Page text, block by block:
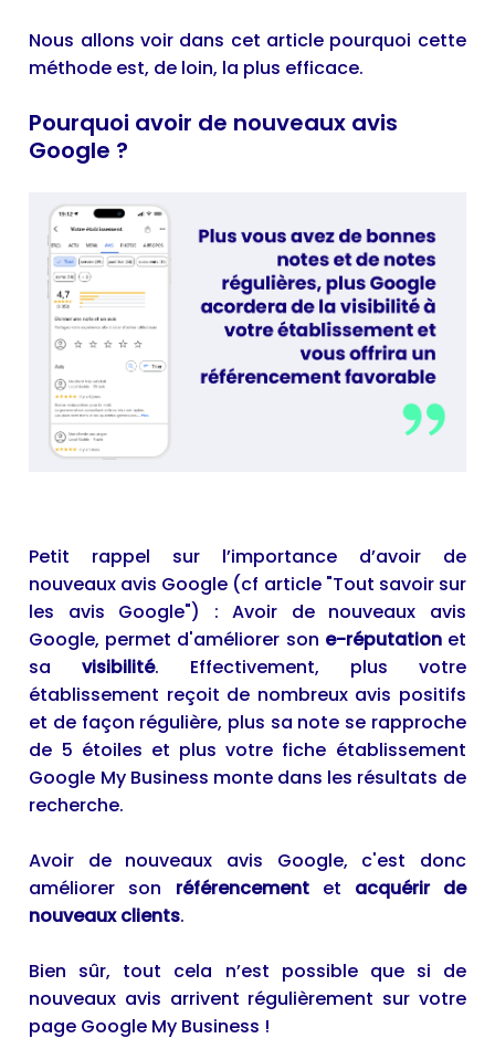
Nous allons voir dans cet article pourquoi cette
méthode est, de loin, la plus efficace.
Pourquoi avoir de nouveaux avis
Google ?
Petit rappel sur l’importance d’avoir de
nouveaux avis Google (cf article "Tout savoir sur
les avis Google") : Avoir de nouveaux avis
Google, permet d'améliorer son e-réputationet
savisibilité. Effectivement, plus votre
établissement reçoit de nombreux avis positifs
et de façon régulière, plus sa note se rapproche
de 5 étoiles et plus votre fiche établissement
Google My Business monte dans les résultats de
recherche.
Avoir de nouveaux avis Google, c'est donc
améliorer son référencementet acquérir de
nouveaux clients.
Bien sûr, tout cela n’est possible que si de
nouveaux avis arrivent régulièrement sur votre
page Google My Business !